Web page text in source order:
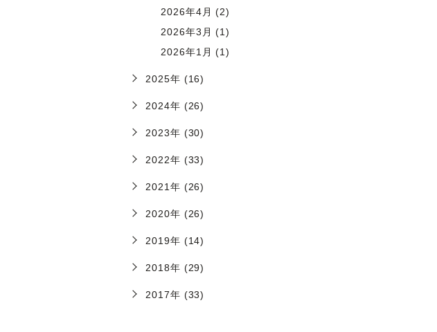
2026年4月 (2)
2026年3月 (1)
2026年1月 (1)
2025年 (16)
2024年 (26)
2023年 (30)
2022年 (33)
2021年 (26)
2020年 (26)
2019年 (14)
2018年 (29)
2017年 (33)